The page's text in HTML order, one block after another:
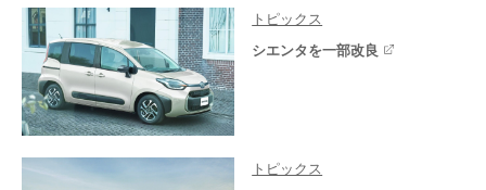
トピックス
シエンタを一部改良
トピックス